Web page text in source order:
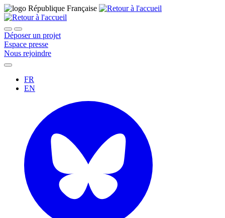
Déposer un projet
Espace presse
Nous rejoindre
FR
EN